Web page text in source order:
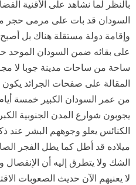
بالنظر لما نشاهد على الأقنية
السودان قد بات على مرمى حجر
وإقامة دولة مستقلة هناك بل أصبح
على بقائه ضمن السودان الموحد
ساحة من ساحات مدينة جوبا لا
المقالة على صفحات الجرائد يكون
من عمر السودان الكبير خمسة
يجوبون شوارع المدن الجنوبية
الكنائس يعلو وجوههم البشر عند
ميلاده قد أطل كما يطل الفجر
الشك ولا يتطرق إليه أن الإنفصال
لا يعنيهم الآن حديث الصعوبات